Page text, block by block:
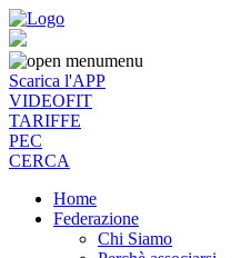
menu
Scarica l'APP
VIDEOFIT
TARIFFE
PEC
CERCA
Home
Federazione
Chi Siamo